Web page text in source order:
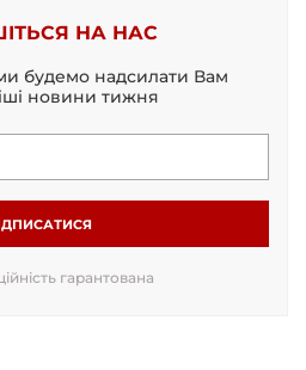
НА НАС
будемо надсилати Вам
новини тижня
гарантована